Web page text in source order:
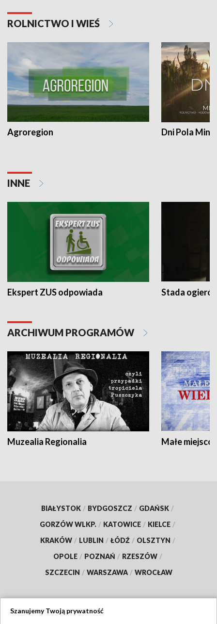
ROLNICTWO I WIEŚ
Agroregion Dni Pola
INNE
Ekspert ZUS odpowiada Stada
ARCHIWUM PROGRAMÓW
Muzealia Regionalia Małe
BIAŁYSTOK / BYDGOSZCZ / GDAŃSK /
GORZÓW WLKP. / KATOWICE / KIELCE /
KRAKÓW / LUBLIN / ŁÓDŹ / OLSZTYN /
OPOLE / POZNAŃ / RZESZÓW /
SZCZECIN / WARSZAWA / WROCŁAW
Szanujemy Twoją prywatność